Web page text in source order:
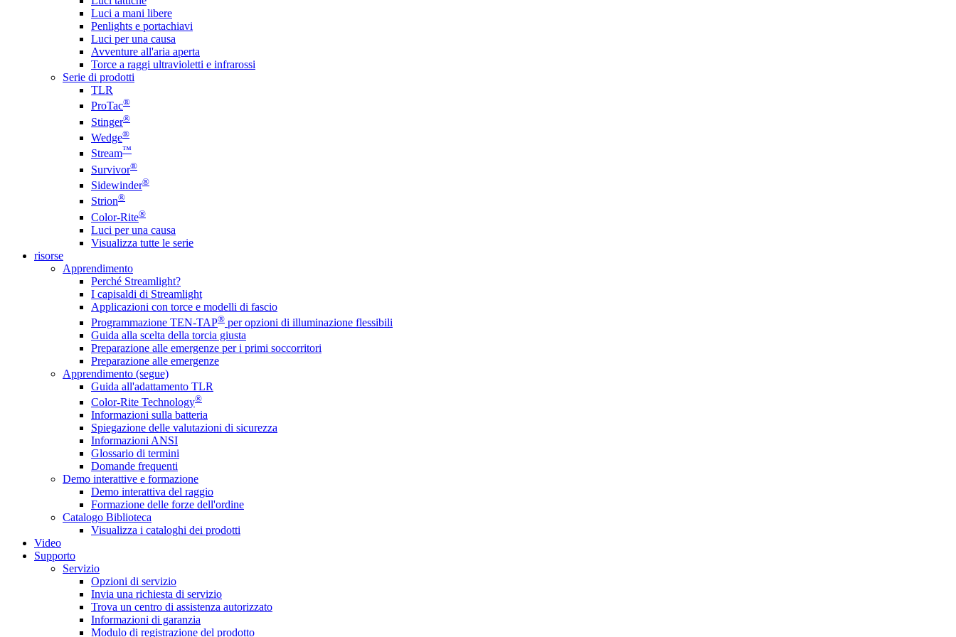
Luci a mani libere
Penlights e portachiavi
Luci per una causa
Avventure all'aria aperta
Torce a raggi ultravioletti e infrarossi
Serie di prodotti
TLR
ProTac®
Stinger®
Wedge®
Stream™
Survivor®
Sidewinder®
Strion®
Color-Rite®
Luci per una causa
Visualizza tutte le serie
risorse
Apprendimento
Perché Streamlight?
I capisaldi di Streamlight
Applicazioni con torce e modelli di fascio
Programmazione TEN-TAP® per opzioni di illuminazione flessibili
Guida alla scelta della torcia giusta
Preparazione alle emergenze per i primi soccorritori
Preparazione alle emergenze
Apprendimento (segue)
Guida all'adattamento TLR
Color-Rite Technology®
Informazioni sulla batteria
Spiegazione delle valutazioni di sicurezza
Informazioni ANSI
Glossario di termini
Domande frequenti
Demo interattive e formazione
Demo interattiva del raggio
Formazione delle forze dell'ordine
Catalogo Biblioteca
Visualizza i cataloghi dei prodotti
Video
Supporto
Servizio
Opzioni di servizio
Invia una richiesta di servizio
Trova un centro di assistenza autorizzato
Informazioni di garanzia
Modulo di registrazione del prodotto